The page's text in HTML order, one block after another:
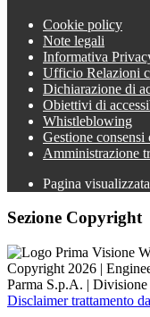
Cookie policy
Note legali
Informativa
Ufficio Relazioni
Dichiarazione di
Obiettivi di
Whistleblowing
Gestione consensi
Amministrazione
Pagina visualizzata
Sezione Copyright
Copyright 2026 |
Parma S.p.A. |
Disclaimer trattamento